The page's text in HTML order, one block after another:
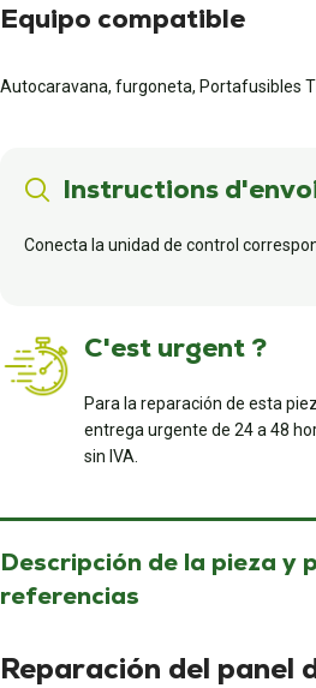
Equipo compatible
Autocaravana, furgoneta, Portafusibles
Instructions
Conecta la unidad de control
C'est urgent ?
Para la reparación de esta
entrega urgente de 24 a 48
sin IVA.
Descripción de la pieza y
referencias
Reparación del panel